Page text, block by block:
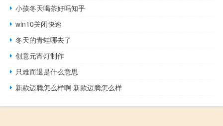
小孩冬天喝茶好吗知乎
win10关闭快速
冬天的青蛙哪去了
创意元宵灯制作
只难而退是什么意思
新款迈腾怎么样啊 新款迈腾怎么样